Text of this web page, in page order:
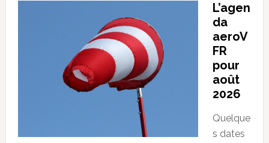
L’agen
da
aeroV
FR
pour
août
2026
Quelque
s dates